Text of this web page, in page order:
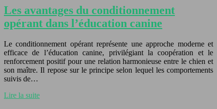
Les avantages du conditionnement
opérant dans l’éducation canine
Le conditionnement opérant représente une approche moderne et
efficace de l’éducation canine, privilégiant la coopération et le
renforcement positif pour une relation harmonieuse entre le chien et
son maître. Il repose sur le principe selon lequel les comportements
suivis de…
Lire la suite